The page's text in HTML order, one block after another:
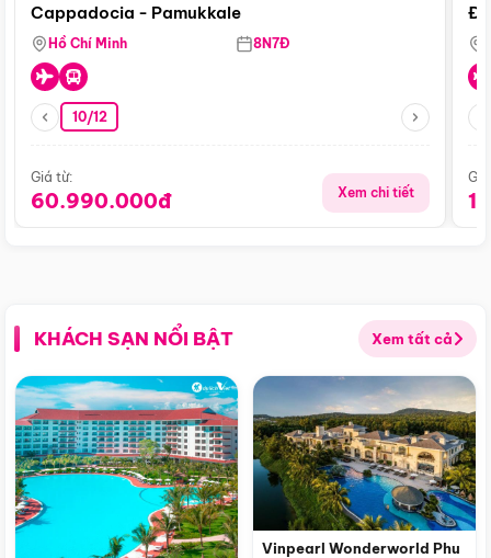
Cappadocia - Pamukkale
Hồ Chí Minh 8N7Đ
10/12
Giá từ:
60.990.000đ Xem chi tiết
KHÁCH SẠN NỔI BẬT Xem tất cả
Vinpearl Wonderworld Phu